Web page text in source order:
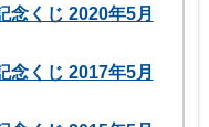
念くじ 2020年5月
念くじ 2017年5月